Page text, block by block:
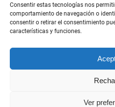
Consentir estas tecnologías nos
comportamiento de navegación o
consentir o retirar el consentimiento
características y funciones.
Ver
CAPTCHA
Para enviar este formulário, é
Declaração de Privacidade